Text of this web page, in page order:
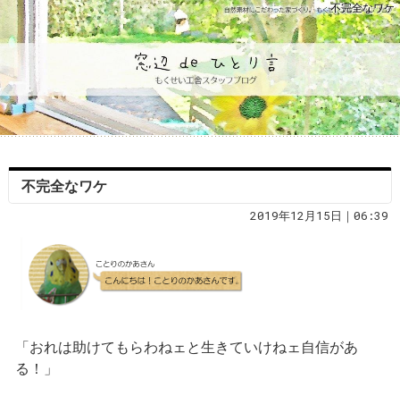
不完全なワケ
不完全なワケ
2019年12月15日｜06:39
「おれは助けてもらわねェと生きていけねェ自信があ
る！」